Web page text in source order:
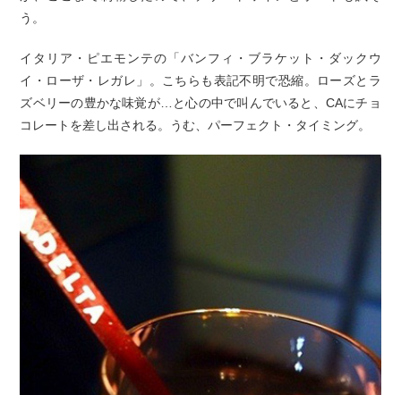
う。
イタリア・ピエモンテの「バンフィ・ブラケット・ダックウ
イ・ローザ・レガレ」。こちらも表記不明で恐縮。ローズとラ
ズベリーの豊かな味覚が…と心の中で叫んでいると、CAにチョ
コレートを差し出される。うむ、パーフェクト・タイミング。